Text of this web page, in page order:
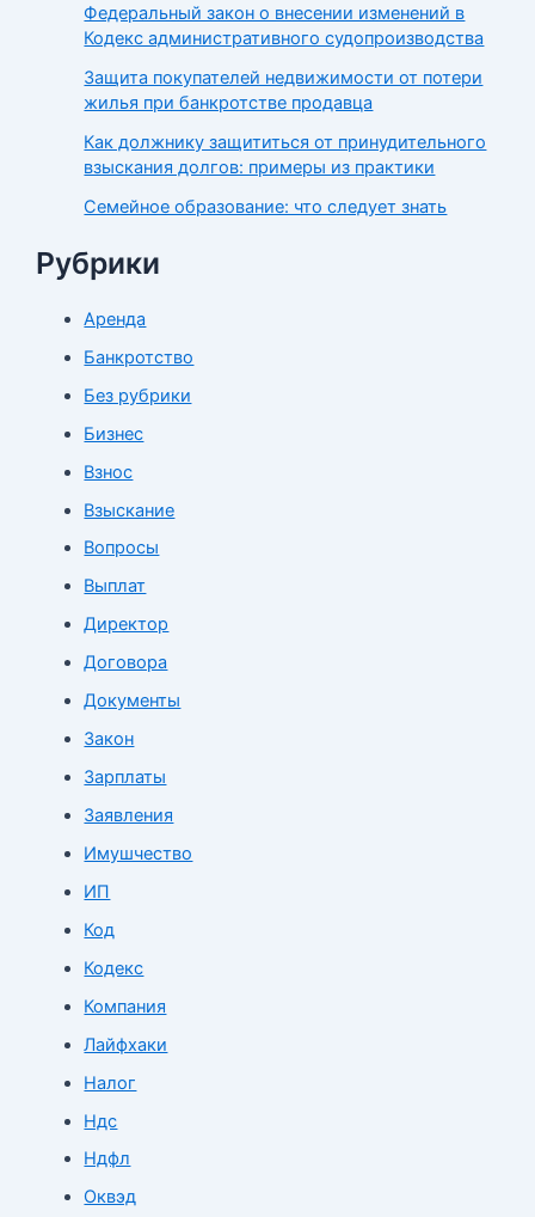
Федеральный закон о внесении изменений в
Кодекс административного судопроизводства
Защита покупателей недвижимости от потери
жилья при банкротстве продавца
Как должнику защититься от принудительного
взыскания долгов: примеры из практики
Семейное образование: что следует знать
Рубрики
Аренда
Банкротство
Без рубрики
Бизнес
Взнос
Взыскание
Вопросы
Выплат
Директор
Договора
Документы
Закон
Зарплаты
Заявления
Имушчество
ИП
Код
Кодекс
Компания
Лайфхаки
Налог
Ндс
Ндфл
Оквэд